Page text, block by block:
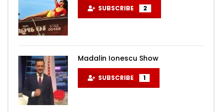
SUBSCRIBE 2
Madalin Ionescu Show
SUBSCRIBE 1